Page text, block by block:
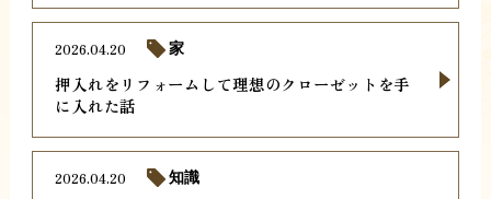
押入れをリフォームして理想のクローゼットを手
に入れた話
2026.04.20 家
2026.04.20 知識